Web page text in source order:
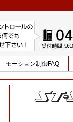
モーション制御FAQ